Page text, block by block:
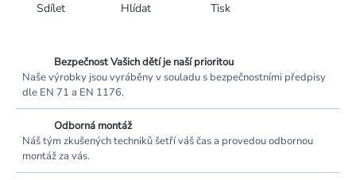
Tisk
Hlídat
Sdílet
Bezpečnost Vašich dětí je naší prioritou
Naše výrobky jsou vyráběny v souladu s bezpečnostními předpisy
dle EN 71 a EN 1176.
Odborná montáž
Náš tým zkušených techniků šetří váš čas a provedou odbornou
montáž za vás.